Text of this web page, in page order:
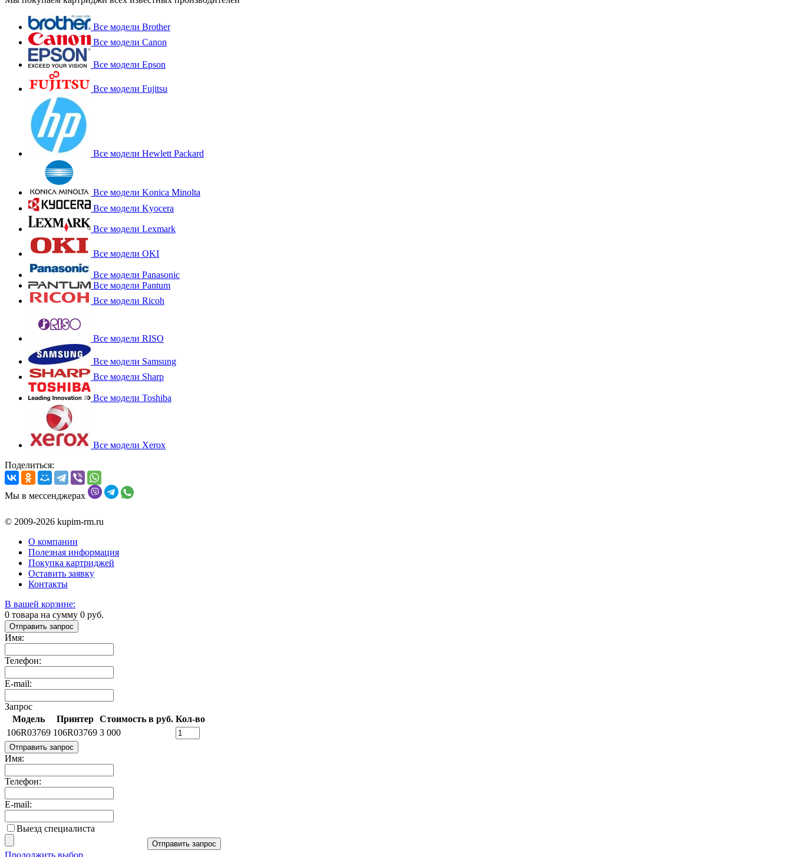
Все модели Brother
Все модели Canon
Все модели Epson
Все модели Fujitsu
Все модели Hewlett Packard
Все модели Konica Minolta
Все модели Kyocera
Все модели Lexmark
Все модели OKI
Все модели Panasonic
Все модели Pantum
Все модели Ricoh
Все модели RISO
Все модели Samsung
Все модели Sharp
Все модели Toshiba
Все модели Xerox
Поделиться:
Мы в мессенджерах
© 2009-2026 kupim-rm.ru
О компании
Полезная информация
Покупка картриджей
Оставить заявку
Контакты
В вашей корзине:
0 товара на сумму 0 руб.
Отправить запрос
Имя:
Телефон:
E-mail:
Запрос
Модель
Принтер Стоимость в руб. Кол-во
106R03769 106R03769 3 000
Отправить запрос
Имя:
Телефон:
E-mail:
Выезд специалиста
Отправить запрос
Продолжить выбор